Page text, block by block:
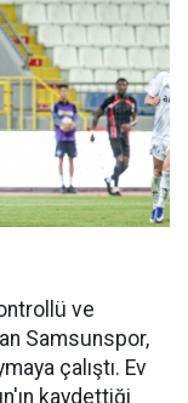
ve
Samsunspor,
çalıştı. Ev
kaydettiği